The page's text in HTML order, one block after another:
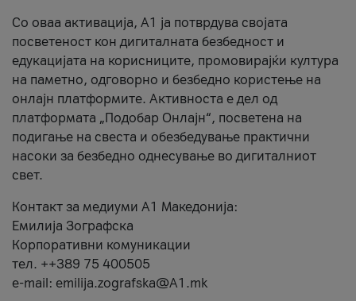
Со оваа активација, А1 ја потврдува својата
посветеност кон дигиталната безбедност и
едукацијата на корисниците, промовирајќи култура
на паметно, одговорно и безбедно користење на
онлајн платформите. Активноста е дел од
платформата „Подобар Онлајн“, посветена на
подигање на свеста и обезбедување практични
насоки за безбедно однесување во дигиталниот
свет.
Контакт за медиуми А1 Македонија:
Емилија Зографска
Корпоративни комуникации
тел. ++389 75 400505
e-mail: emilija.zografska@A1.mk